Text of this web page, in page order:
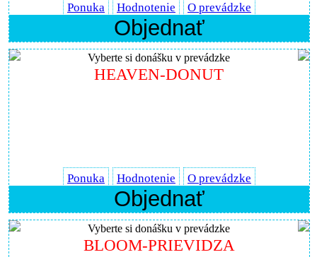
Ponuka Hodnotenie O prevádzke
Objednať
Vyberte si donášku v prevádzke
HEAVEN-DONUT
Ponuka Hodnotenie O prevádzke
Objednať
Vyberte si donášku v prevádzke
BLOOM-PRIEVIDZA